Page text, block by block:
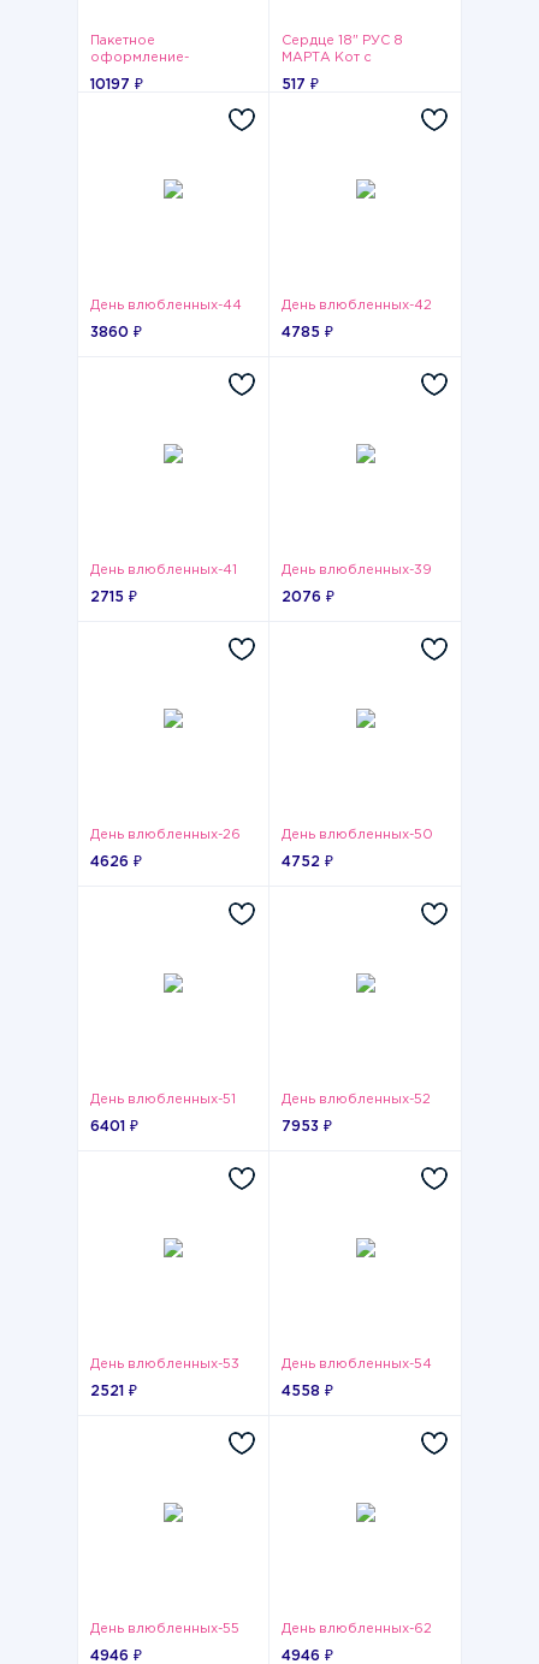
Пакетное
оформление-
10197 ₽
Сердце 18" РУС 8
МАРТА Кот с
517 ₽
День влюбленных-44
3860 ₽
День влюбленных-42
4785 ₽
День влюбленных-41
2715 ₽
День влюбленных-39
2076 ₽
День влюбленных-26
4626 ₽
День влюбленных-50
4752 ₽
День влюбленных-51
6401 ₽
День влюбленных-52
7953 ₽
День влюбленных-53
2521 ₽
День влюбленных-54
4558 ₽
День влюбленных-55
4946 ₽
День влюбленных-62
4946 ₽